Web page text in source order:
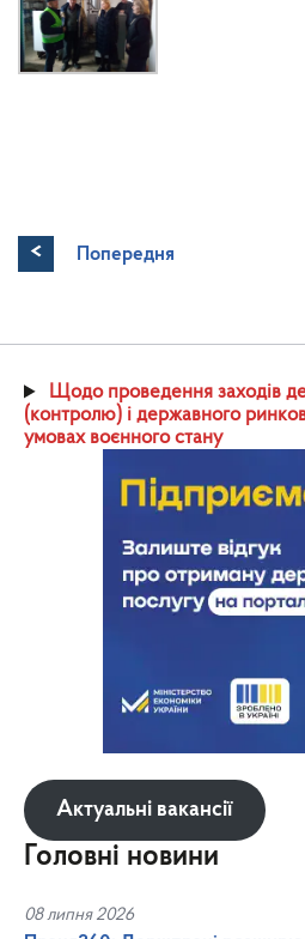
< Попередня
Щодо проведення заходів
(контролю) і державного
умовах воєнного стану
Актуальні вакансії
Головні новини
08 липня 2026